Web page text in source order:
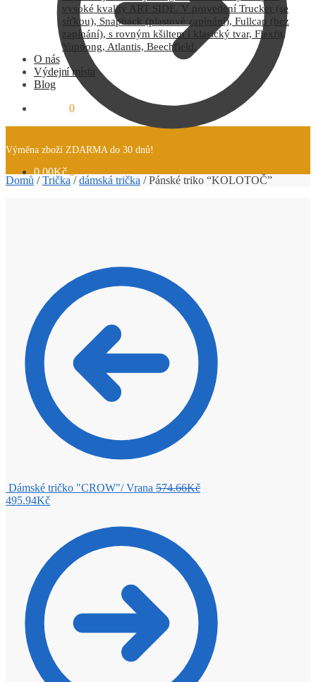
0.00Kč 0
vysoké kvality ART SIDE. V provedení Trucker (se
síťkou), Snapback (plastové zapínání), Fullcap (bez
zapínání), s rovným kšiltem i klasický tvar, Flexfit,
Yupoong, Atlantis, Beechfield.
O nás
Výdejní místa
Blog
0
Výměna zboží ZDARMA do 30 dnů!
Domů /Trička /dámská trička /Pánské triko “KOLOTOČ”
Dámské tričko "CROW"/ Vrana 574.66Kč
495.94Kč